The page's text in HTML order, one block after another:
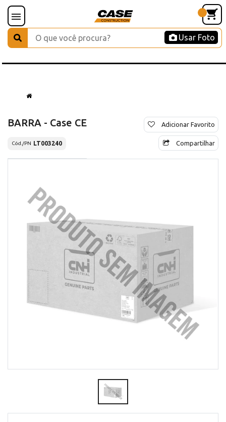
Usar Foto
BARRA - Case CE
Cód./PN LT003240
Adicionar Favorito
Compartilhar